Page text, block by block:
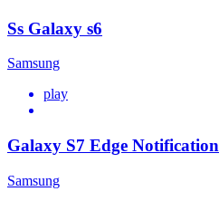
Ss Galaxy s6
Samsung
play
Galaxy S7 Edge Notification
Samsung